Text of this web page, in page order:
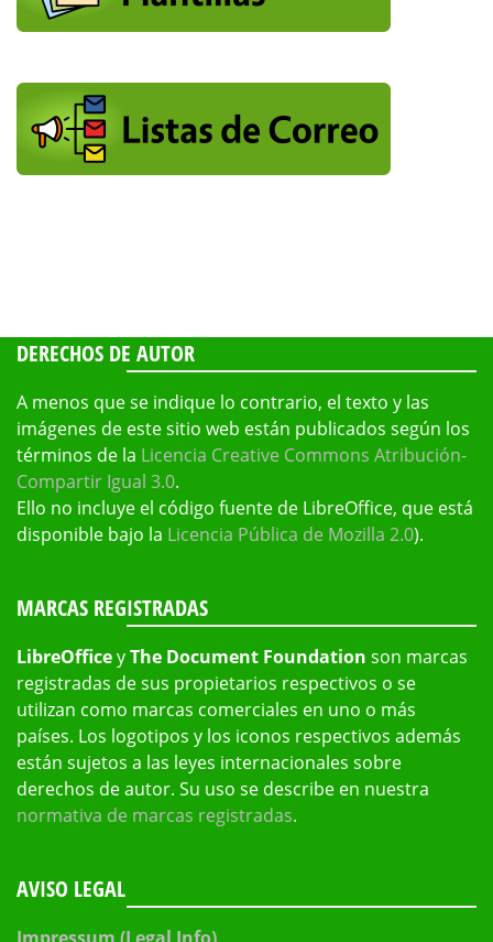
DERECHOS DE AUTOR
A menos que se indique lo contrario, el texto y las
imágenes de este sitio web están publicados según los
términos de la Licencia Creative Commons Atribución-
Compartir Igual 3.0.
Ello no incluye el código fuente de LibreOffice, que está
disponible bajo la Licencia Pública de Mozilla 2.0).
MARCAS REGISTRADAS
LibreOfficeyThe Document Foundation son marcas
registradas de sus propietarios respectivos o se
utilizan como marcas comerciales en uno o más
países. Los logotipos y los iconos respectivos además
están sujetos a las leyes internacionales sobre
derechos de autor. Su uso se describe en nuestra
normativa de marcas registradas.
AVISO LEGAL